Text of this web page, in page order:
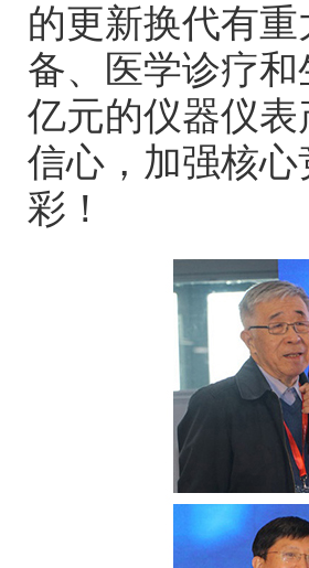
的更新换代有
备、医学诊疗
亿元的仪器仪
信心，加强核
彩！